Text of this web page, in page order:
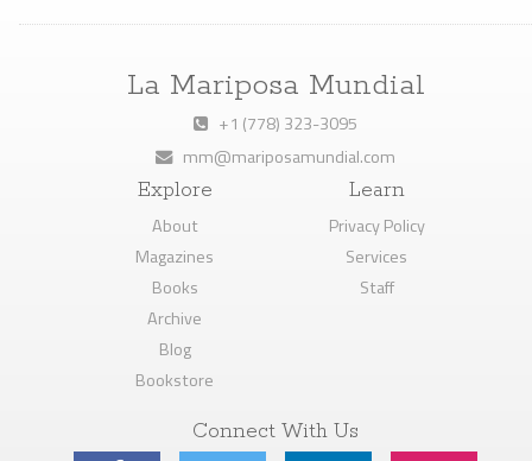
La Mariposa Mundial
+1 (778) 323-3095
mm@mariposamundial.com
Explore
About
Magazines
Books
Archive
Blog
Bookstore
Learn
Privacy Policy
Services
Staff
Connect With Us